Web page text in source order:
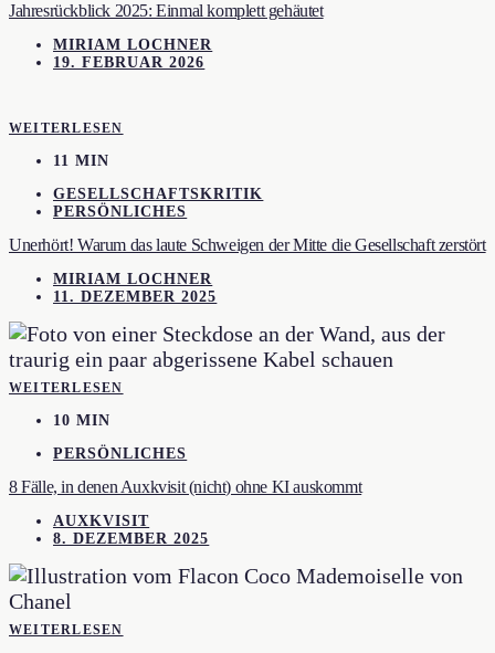
Jahresrückblick 2025: Einmal komplett gehäutet
MIRIAM LOCHNER
19. FEBRUAR 2026
WEITERLESEN
11 MIN
GESELLSCHAFTSKRITIK
PERSÖNLICHES
Unerhört! Warum das laute Schweigen der Mitte die Gesellschaft zerstört
MIRIAM LOCHNER
11. DEZEMBER 2025
WEITERLESEN
10 MIN
PERSÖNLICHES
8 Fälle, in denen Auxkvisit (nicht) ohne KI auskommt
AUXKVISIT
8. DEZEMBER 2025
WEITERLESEN